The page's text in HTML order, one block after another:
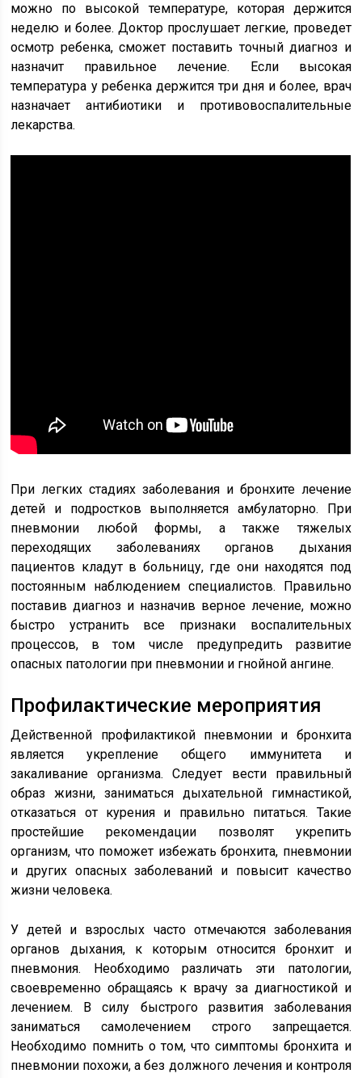
можно по высокой температуре, которая держится
неделю и более. Доктор прослушает легкие, проведет
осмотр ребенка, сможет поставить точный диагноз и
назначит правильное лечение. Если высокая
температура у ребенка держится три дня и более, врач
назначает антибиотики и противовоспалительные
лекарства.
При легких стадиях заболевания и бронхите лечение
детей и подростков выполняется амбулаторно. При
пневмонии любой формы, а также тяжелых
переходящих заболеваниях органов дыхания
пациентов кладут в больницу, где они находятся под
постоянным наблюдением специалистов. Правильно
поставив диагноз и назначив верное лечение, можно
быстро устранить все признаки воспалительных
процессов, в том числе предупредить развитие
опасных патологии при пневмонии и гнойной ангине.
Профилактические мероприятия
Действенной профилактикой пневмонии и бронхита
является укрепление общего иммунитета и
закаливание организма. Следует вести правильный
образ жизни, заниматься дыхательной гимнастикой,
отказаться от курения и правильно питаться. Такие
простейшие рекомендации позволят укрепить
организм, что поможет избежать бронхита, пневмонии
и других опасных заболеваний и повысит качество
жизни человека.
У детей и взрослых часто отмечаются заболевания
органов дыхания, к которым относится бронхит и
пневмония. Необходимо различать эти патологии,
своевременно обращаясь к врачу за диагностикой и
лечением. В силу быстрого развития заболевания
заниматься самолечением строго запрещается.
Необходимо помнить о том, что симптомы бронхита и
пневмонии похожи, а без должного лечения и контроля